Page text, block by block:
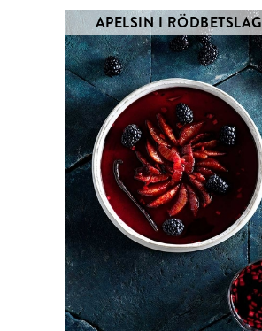
APELSIN I RÖDBETSLAG